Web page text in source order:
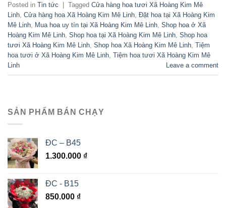
Posted in Tin tức Tagged Cửa hàng hoa tươi Xã Hoàng Kim Mê
Linh Cửa hàng hoa Xã Hoàng Kim Mê Linh Đặt hoa tại Xã Hoàng Kim
Mê Linh
Mua hoa uy tín tại Xã Hoàng Kim Mê Linh Shop hoa ở Xã
Hoàng Kim Mê Linh Shop hoa tại Xã Hoàng Kim Mê Linh Shop hoa
tươi Xã Hoàng Kim Mê Linh Shop hoa Xã Hoàng Kim Mê Linh Tiệm
hoa tươi ở Xã Hoàng Kim Mê Linh Tiệm hoa tươi Xã Hoàng Kim Mê
Linh
Leave a comment
SẢN PHẨM BÁN CHẠY
ĐC – B45
1.300.000 ₫
ĐC - B15
850.000 ₫